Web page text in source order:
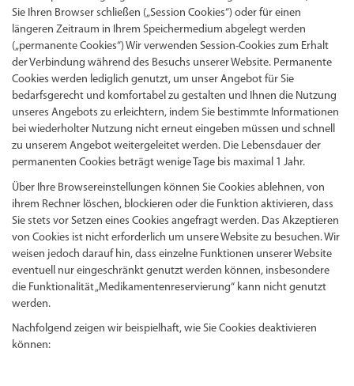
Sie Ihren Browser schließen („Session Cookies“) oder für einen
längeren Zeitraum in Ihrem Speichermedium abgelegt werden
(„permanente Cookies“) Wir verwenden Session-Cookies zum Erhalt
der Verbindung während des Besuchs unserer Website. Permanente
Cookies werden lediglich genutzt, um unser Angebot für Sie
bedarfsgerecht und komfortabel zu gestalten und Ihnen die Nutzung
unseres Angebots zu erleichtern, indem Sie bestimmte Informationen
bei wiederholter Nutzung nicht erneut eingeben müssen und schnell
zu unserem Angebot weitergeleitet werden. Die Lebensdauer der
permanenten Cookies beträgt wenige Tage bis maximal 1 Jahr.
Über Ihre Browsereinstellungen können Sie Cookies ablehnen, von
ihrem Rechner löschen, blockieren oder die Funktion aktivieren, dass
Sie stets vor Setzen eines Cookies angefragt werden. Das Akzeptieren
von Cookies ist nicht erforderlich um unsere Website zu besuchen. Wir
weisen jedoch darauf hin, dass einzelne Funktionen unserer Website
eventuell nur eingeschränkt genutzt werden können, insbesondere
die Funktionalität „Medikamentenreservierung“ kann nicht genutzt
werden.
Nachfolgend zeigen wir beispielhaft, wie Sie Cookies deaktivieren
können: